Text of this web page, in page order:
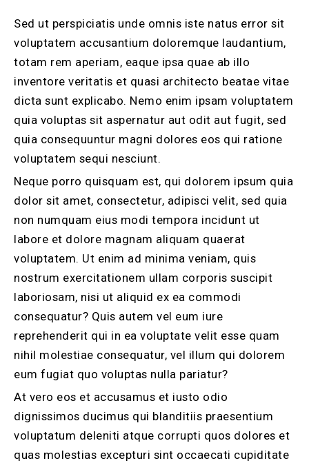
Sed ut perspiciatis unde omnis iste natus error sit
voluptatem accusantium doloremque laudantium,
totam rem aperiam, eaque ipsa quae ab illo
inventore veritatis et quasi architecto beatae vitae
dicta sunt explicabo. Nemo enim ipsam voluptatem
quia voluptas sit aspernatur aut odit aut fugit, sed
quia consequuntur magni dolores eos qui ratione
voluptatem sequi nesciunt.
Neque porro quisquam est, qui dolorem ipsum quia
dolor sit amet, consectetur, adipisci velit, sed quia
non numquam eius modi tempora incidunt ut
labore et dolore magnam aliquam quaerat
voluptatem. Ut enim ad minima veniam, quis
nostrum exercitationem ullam corporis suscipit
laboriosam, nisi ut aliquid ex ea commodi
consequatur? Quis autem vel eum iure
reprehenderit qui in ea voluptate velit esse quam
nihil molestiae consequatur, vel illum qui dolorem
eum fugiat quo voluptas nulla pariatur?
At vero eos et accusamus et iusto odio
dignissimos ducimus qui blanditiis praesentium
voluptatum deleniti atque corrupti quos dolores et
quas molestias excepturi sint occaecati cupiditate